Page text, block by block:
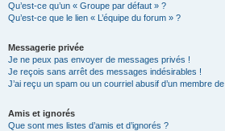
Qu’est-ce qu’un « Groupe par défaut » ?
Qu’est-ce que le lien « L’équipe du forum » ?
Messagerie privée
Je ne peux pas envoyer de messages privés !
Je reçois sans arrêt des messages indésirables !
J’ai reçu un spam ou un courriel abusif d’un membre
Amis et ignorés
Que sont mes listes d’amis et d’ignorés ?